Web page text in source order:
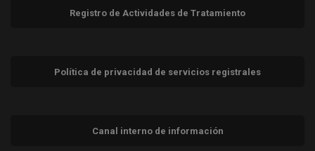
Registro de Actividades de Tratamiento
Política de privacidad de servicios registrales
Canal interno de información